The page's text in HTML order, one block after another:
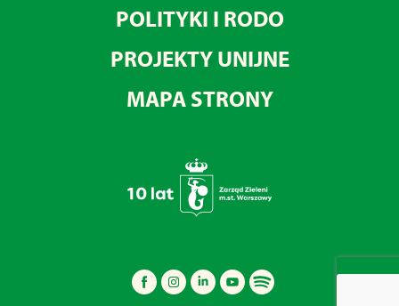
POLITYKI I RODO
PROJEKTY UNIJNE
MAPA STRONY